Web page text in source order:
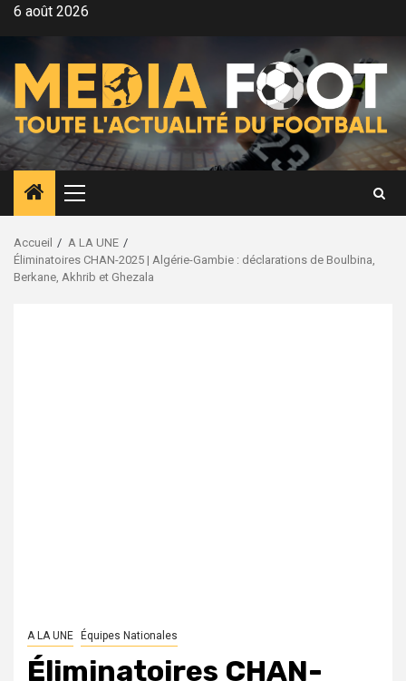
Aller6 août 2026
Menu
principal
Accueil
A LA UNE
Éliminatoires CHAN-2025 | Algérie-Gambie : déclarations de Boulbina,
Berkane, Akhrib et Ghezala
A LA UNE Équipes Nationales
Éliminatoires CHAN-